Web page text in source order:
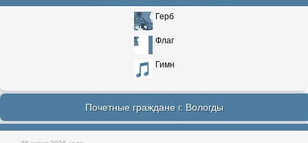
Герб
Флаг
Гимн
Почетные граждане г. Вологды